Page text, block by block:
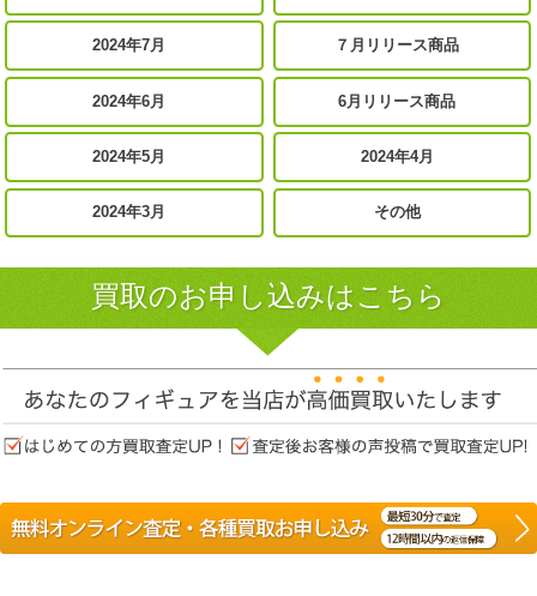
2024年7月 ７月リリース商品
2024年6月 6月リリース商品
2024年5月 2024年4月
2024年3月 その他
買取のお申し込みはこちら